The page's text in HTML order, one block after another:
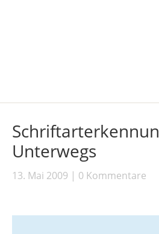
Unterwegs
13. Mai 2009 0 Kommentare